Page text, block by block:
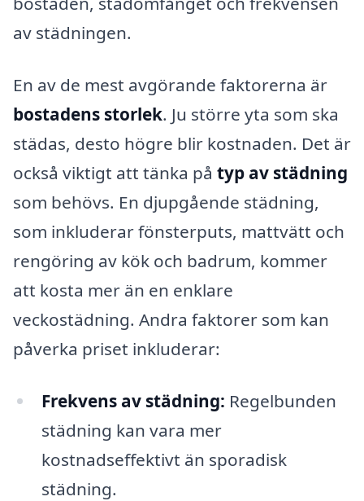
av städningen.
En av de mest avgörande faktorerna är
bostadens storlek. Ju större yta som ska
städas, desto högre blir kostnaden. Det är
också viktigt att tänka på typ av städning
som behövs. En djupgående städning,
som inkluderar fönsterputs, mattvätt och
rengöring av kök och badrum, kommer
att kosta mer än en enklare
veckostädning. Andra faktorer som kan
påverka priset inkluderar:
Frekvens av städning: Regelbunden
städning kan vara mer
kostnadseffektivt än sporadisk
städning.